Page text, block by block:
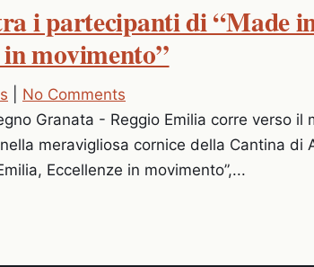
i partecipanti di “Made
movimento”
No Comments
Granata - Reggio Emilia corre verso il
meravigliosa cornice della Cantina di
Eccellenze in movimento”,...